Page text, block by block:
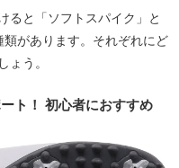
ると「ソフトスパイク」と
があります。それぞれにど
ょう。
ト！ 初心者におすすめ